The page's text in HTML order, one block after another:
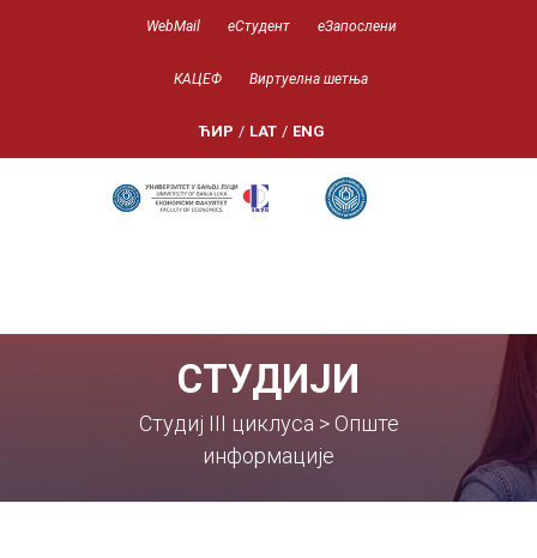
WebMail еСтудент еЗапослени
КАЦЕФ Виртуелна шетња
ЋИР / LAT / ENG
СТУДИЈИ
Студиј III циклуса > Опште
информације